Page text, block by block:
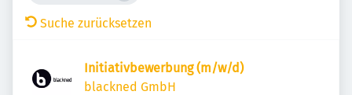
Suche zurücksetzen
Initiativbewerbung (m/w/d)
blackned GmbH